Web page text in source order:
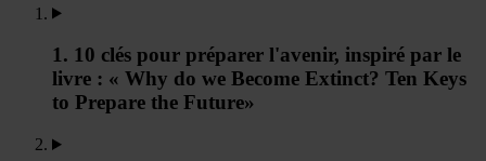
1. 10 clés pour préparer l'avenir, inspiré par le
livre : « Why do we Become Extinct? Ten Keys
to Prepare the Future»